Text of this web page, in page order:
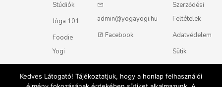
Stúdiók
Jóga 101
Foodie
Yogi
admin@yogayogi.hu
Facebook
Szerződési
Feltételek
Adatvédelem
Sütik
Kedves Látogató! Tájékoztatjuk, hogy a honlap felhasználói